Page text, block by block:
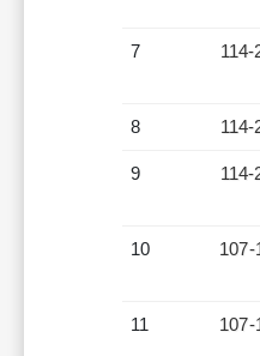
7 114-
8 114-
9 114-
10 107-
11 107-